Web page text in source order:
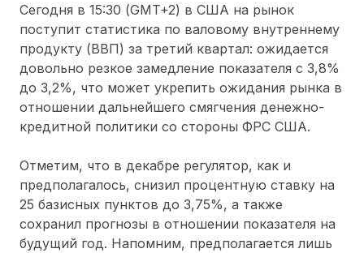
Сегодня в 15:30 (GMT+2) в США на рынок
поступит статистика по валовому внутреннему
продукту (ВВП) за третий квартал: ожидается
довольно резкое замедление показателя с 3,8%
до 3,2%, что может укрепить ожидания рынка в
отношении дальнейшего смягчения денежно-
кредитной политики со стороны ФРС США.
Отметим, что в декабре регулятор, как и
предполагалось, снизил процентную ставку на
25 базисных пунктов до 3,75%, а также
сохранил прогнозы в отношении показателя на
будущий год. Напомним, предполагается лишь